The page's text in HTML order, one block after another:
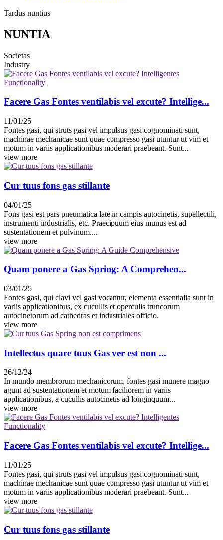
Tardus nuntius
NUNTIA
Societas
Industry
Facere Gas Fontes ventilabis vel excute? Intellige...
11/01/25
Fontes gasi, qui struts gasi vel impulsus gasi cognominati sunt,
machinae mechanicae sunt quae compresso gasi utuntur ut vim et
motum in variis applicationibus moderari praebeant. Sunt...
view more
Cur tuus fons gas stillante
04/01/25
Fons gasi est pars pneumatica late in campis autocinetis, supellectili,
instrumenti industrialis, etc. Praecipuum eius munus est ad
sustentationem et pulvinum....
view more
Quam ponere a Gas Spring: A Comprehen...
03/01/25
Fontes gasi, qui clavi vel gasi vocantur, elementa essentialia sunt in
variis applicationibus, ex cucullis et operculis truncorum
autocinetorum ad cathedras et industriales officio.
view more
Intellectus quare tuus Gas ver est non ...
26/12/24
In mundo membrorum mechanicorum, fontes gasi munere magno
agunt ad sustentationem et motum faciliorem in variis
applicationibus, a cucullis autocinetis ad longinquum...
view more
Facere Gas Fontes ventilabis vel excute? Intellige...
11/01/25
Fontes gasi, qui struts gasi vel impulsus gasi cognominati sunt,
machinae mechanicae sunt quae compresso gasi utuntur ut vim et
motum in variis applicationibus moderari praebeant. Sunt...
view more
Cur tuus fons gas stillante